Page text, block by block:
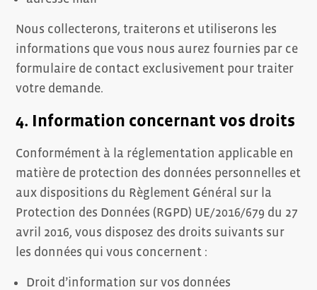
Nous collecterons, traiterons et utiliserons les
informations que vous nous aurez fournies par ce
formulaire de contact exclusivement pour traiter
votre demande.
4. Information concernant vos droits
Conformément à la réglementation applicable en
matière de protection des données personnelles et
aux dispositions du Règlement Général sur la
Protection des Données (RGPD) UE/2016/679 du 27
avril 2016, vous disposez des droits suivants sur
les données qui vous concernent :
Droit d’information sur vos données